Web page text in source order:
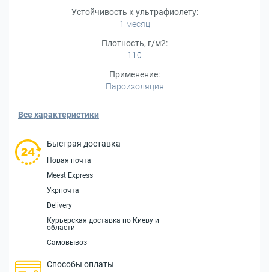
Устойчивость к ультрафиолету:
1 месяц
Плотность, г/м2:
110
Применение:
Пароизоляция
Все характеристики
Быстрая доставка
Новая почта
Meest Express
Укрпочта
Delivery
Курьерская доставка по Киеву и
области
Самовывоз
Способы оплаты